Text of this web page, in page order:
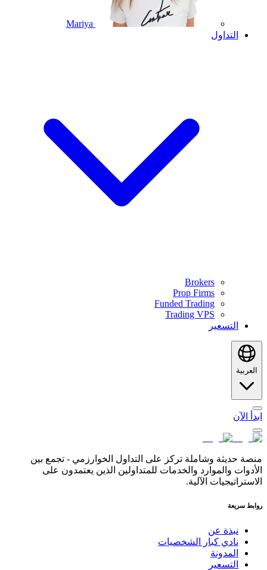
التداول
Brokers
Prop Firms
Funded Trading
Trading VPS
التسعير
العربية
ابدأ الآن
منصة حديثة وشاملة تركز على التداول الخوارزمي - تجمع بين
الأدوات والموارد والخدمات للمتداولين الذين يعتمدون على
الاستراتيجيات الآلية.
روابط سريعة
نبذة عن
نادي كبار الشخصيات
المدونة
التسعير